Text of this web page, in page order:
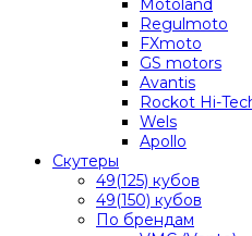
Motoland
Regulmoto
FXmoto
GS motors
Avantis
Rockot Hi-
Wels
Apollo
Скутеры
49(125) кубов
49(150) кубов
По брендам